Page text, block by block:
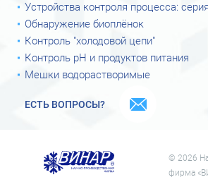
Устройства контроля процесса:
Обнаружение биоплёнок
Контроль "холодовой цепи"
Контроль рН и продуктов питания
Мешки водорастворимые
ЕСТЬ ВОПРОСЫ?
© 2026
фирма